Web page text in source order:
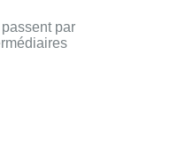
par